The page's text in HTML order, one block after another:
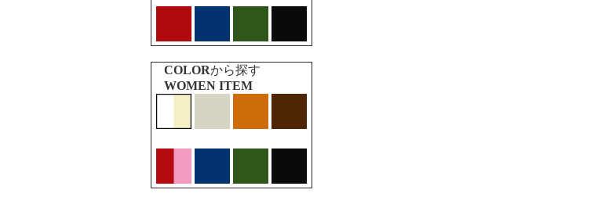
COLORから探す
WOMEN ITEM